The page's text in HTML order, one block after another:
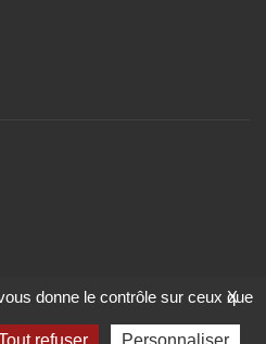
X
donne le contrôle sur ceux que
refuser Personnaliser